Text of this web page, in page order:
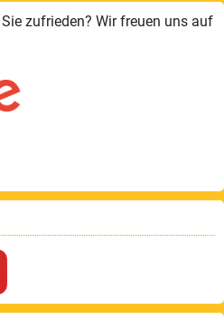
zufrieden? Wir freuen uns auf